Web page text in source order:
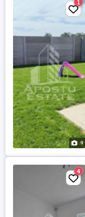
9
1
4